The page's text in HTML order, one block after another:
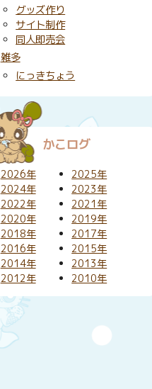
グッズ作り
サイト制作
同人即売会
雑多
にっきちょう
かこログ
2026年
2025年
2024年
2023年
2022年
2021年
2020年
2019年
2018年
2017年
2016年
2015年
2014年
2013年
2012年
2010年